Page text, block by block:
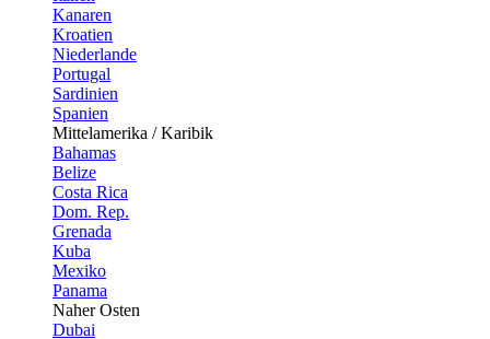
Kanaren
Kroatien
Niederlande
Portugal
Sardinien
Spanien
Mittelamerika / Karibik
Bahamas
Belize
Costa Rica
Dom. Rep.
Grenada
Kuba
Mexiko
Panama
Naher Osten
Dubai